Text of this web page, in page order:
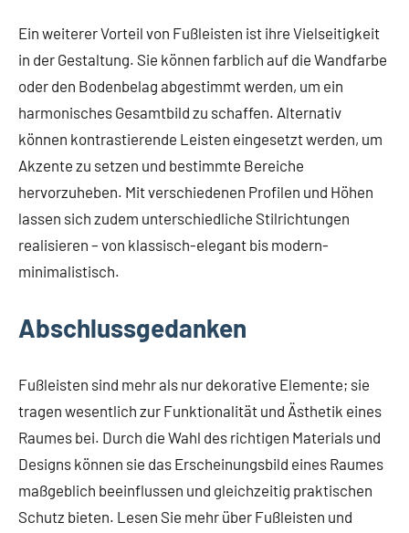
Ein weiterer Vorteil von Fußleisten ist ihre Vielseitigkeit
in der Gestaltung. Sie können farblich auf die Wandfarbe
oder den Bodenbelag abgestimmt werden, um ein
harmonisches Gesamtbild zu schaffen. Alternativ
können kontrastierende Leisten eingesetzt werden, um
Akzente zu setzen und bestimmte Bereiche
hervorzuheben. Mit verschiedenen Profilen und Höhen
lassen sich zudem unterschiedliche Stilrichtungen
realisieren – von klassisch-elegant bis modern-
minimalistisch.
Abschlussgedanken
Fußleisten sind mehr als nur dekorative Elemente; sie
tragen wesentlich zur Funktionalität und Ästhetik eines
Raumes bei. Durch die Wahl des richtigen Materials und
Designs können sie das Erscheinungsbild eines Raumes
maßgeblich beeinflussen und gleichzeitig praktischen
Schutz bieten. Lesen Sie mehr über Fußleisten und